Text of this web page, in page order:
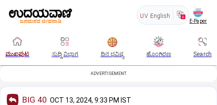
UV English
E-Paper
ಮುಖಪುಟ ಸುದ್ದಿ ವಿಭಾಗ ದಿನ ಭವಿಷ್ಯ ಹೊಂಗಿರಣ Search
ADVERTISEMENT
BIG 40 OCT 13, 2024, 9:33 PM IST